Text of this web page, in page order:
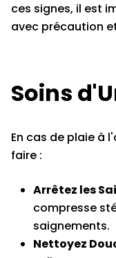
ces signes, il est
avec précaution
Soins
En cas de plaie à
faire :
Arrêtez les
compresse
saignements.
Nettoyez